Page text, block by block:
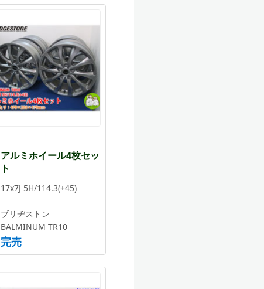
アルミホイール4枚セッ
ト
17x7J 5H/114.3(+45)
ブリヂストン
BALMINUM TR10
完売